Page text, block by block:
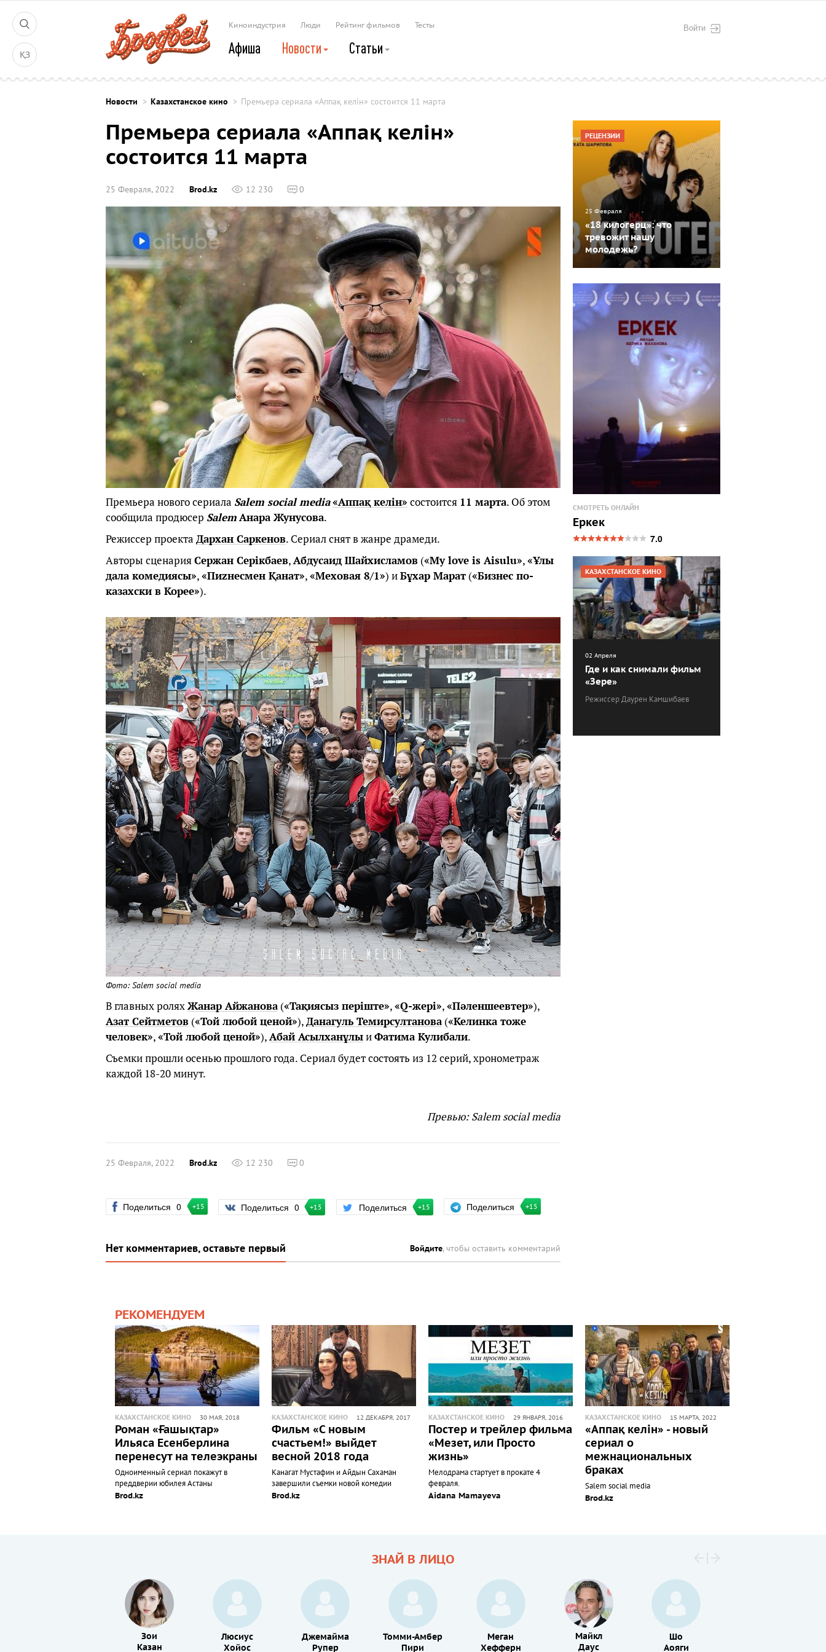
ҚЗ
Войти
Киноиндустрия Люди Рейтинг фильмов Тесты
Афиша Новости Статьи
Новости Казахстанское кино Премьера сериала «Аппақ келін» состоится 11 марта
Премьера сериала «Аппақ келін»
состоится 11 марта
25 Февраля, 2022 Brod.kz 12 230 0
Премьера нового сериала Salem social media«Аппақ келін» состоится 11 марта. Об этом
сообщила продюсер SalemАнара Жунусова.
Режиссер проекта Дархан Саркенов. Сериал снят в жанре драмеди.
Авторы сценарияСержан Серікбаев,Абдусаид Шайхисламов («My love is Aisulu»,«Ұлы
дала комедиясы»,«Пиzнесмен Қанат»,«Меховая 8/1») иБұхар Марат («Бизнес по-
казахски в Корее»).
Фото: Salem social media
В главных роляхЖанар Айжанова(«Тақиясыз періште»,«Q-жері»,«Пәленшеевтер»),
Азат Сейтметов («Той любой ценой»),Данагуль Темирсултанова(«Келинка тоже
человек»,«Той любой ценой»),Абай АсылханұлыиФатима Кулибали.
Съемки прошли осенью прошлого года. Сериал будет состоять из 12 серий, хронометраж
каждой 18-20 минут.
Превью: Salem social media
25 Февраля, 2022 Brod.kz 12 230 0
Поделиться 0 +15 Поделиться 0 +15 Поделиться +15 Поделиться +15
Нет комментариев, оставьте первый Войдите, чтобы оставить комментарий
РЕКОМЕНДУЕМ
КАЗАХСТАНСКОЕ КИНО 30 МАЯ, 2018
Роман «Ғашықтар»
Ильяса Есенберлина
перенесут на телеэкраны
Одноименный сериал покажут в
преддверии юбилея Астаны
Brod.kz
КАЗАХСТАНСКОЕ КИНО 12 ДЕКАБРЯ, 2017
Фильм «С новым
счастьем!» выйдет
весной 2018 года
Канагат Мустафин и Айдын Сахаман
завершили съемки новой комедии
Brod.kz
КАЗАХСТАНСКОЕ КИНО 29 ЯНВАРЯ, 2016
Постер и трейлер фильма
«Мезет, или Просто
жизнь»
Мелодрама стартует в прокате 4
февраля.
Aidana Mamayeva
КАЗАХСТАНСКОЕ КИНО 15 МАРТА, 2022
«Аппақ келін» - новый
сериал о
межнациональных
браках
Salem social media
Brod.kz
РЕЦЕНЗИИ
25 Февраля
«18 килогерц»: что
тревожит нашу
молодежь?
СМОТРЕТЬ ОНЛАЙН
Еркек
7.0
КАЗАХСТАНСКОЕ КИНО
02 Апреля
Где и как снимали фильм
«Зере»
Режиссер Даурен Камшибаев
ЗНАЙ В ЛИЦО
Зои
Казан
Люсиус
Хойос
Джемайма
Рупер
Томми-Амбер
Пири
Меган
Хефферн
Майкл
Даус
Шо
Аояги